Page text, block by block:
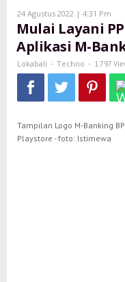
Bank
Fajar
Rilis
M-
24 Agustus 2022 | 4:31 Pm
Mulai Layani
Aplikasi M-
Lokabali - Techno - 1.797
Tampilan Logo M-Banking
Playstore - foto: Istimewa